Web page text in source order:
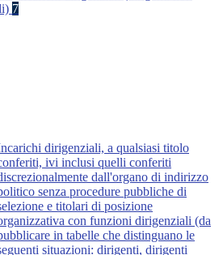
7
dirigenziali, a qualsiasi titolo
ivi inclusi quelli conferiti
dall'organo di indirizzo
senza procedure pubbliche di
e titolari di posizione
con funzioni dirigenziali (da
in tabelle che distinguano le
situazioni: dirigenti, dirigenti